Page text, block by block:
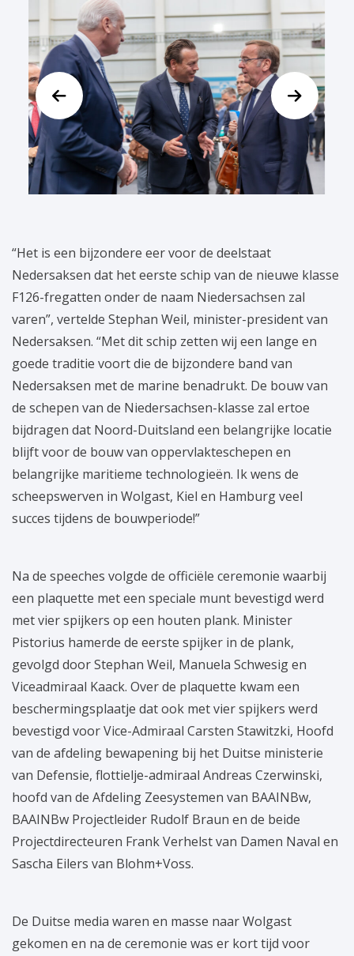
“Het is een bijzondere eer voor de deelstaat
Nedersaksen dat het eerste schip van de nieuwe klasse
F126-fregatten onder de naam Niedersachsen zal
varen”, vertelde Stephan Weil, minister-president van
Nedersaksen. “Met dit schip zetten wij een lange en
goede traditie voort die de bijzondere band van
Nedersaksen met de marine benadrukt. De bouw van
de schepen van de Niedersachsen-klasse zal ertoe
bijdragen dat Noord-Duitsland een belangrijke locatie
blijft voor de bouw van oppervlakteschepen en
belangrijke maritieme technologieën. Ik wens de
scheepswerven in Wolgast, Kiel en Hamburg veel
succes tijdens de bouwperiode!”
Na de speeches volgde de officiële ceremonie waarbij
een plaquette met een speciale munt bevestigd werd
met vier spijkers op een houten plank. Minister
Pistorius hamerde de eerste spijker in de plank,
gevolgd door Stephan Weil, Manuela Schwesig en
Viceadmiraal Kaack. Over de plaquette kwam een
beschermingsplaatje dat ook met vier spijkers werd
bevestigd voor Vice-Admiraal Carsten Stawitzki, Hoofd
van de afdeling bewapening bij het Duitse ministerie
van Defensie, flottielje-admiraal Andreas Czerwinski,
hoofd van de Afdeling Zeesystemen van BAAINBw,
BAAINBw Projectleider Rudolf Braun en de beide
Projectdirecteuren Frank Verhelst van Damen Naval en
Sascha Eilers van Blohm+Voss.
De Duitse media waren en masse naar Wolgast
gekomen en na de ceremonie was er kort tijd voor